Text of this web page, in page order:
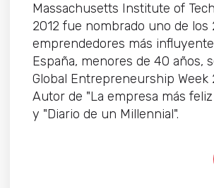
Massachusetts Institute of
2012 fue nombrado uno de los
emprendedores más
España, menores de 40 años,
Global Entrepreneurship Week
Autor de "La empresa más
y "Diario de un Millennial".